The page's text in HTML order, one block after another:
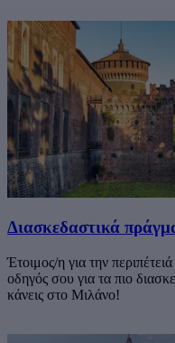
Διασκεδαστικά
Έτοιμος/η για την
οδηγός σου για τα πιο
κάνεις στο Μιλάνο!